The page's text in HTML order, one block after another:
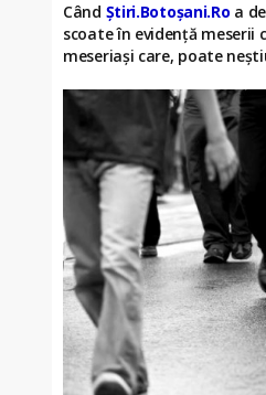
Când Ştiri.Botoşani.Ro a
scoate în evidenţă meserii
meseriaşi care, poate